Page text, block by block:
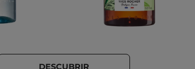
DESCUBRIR